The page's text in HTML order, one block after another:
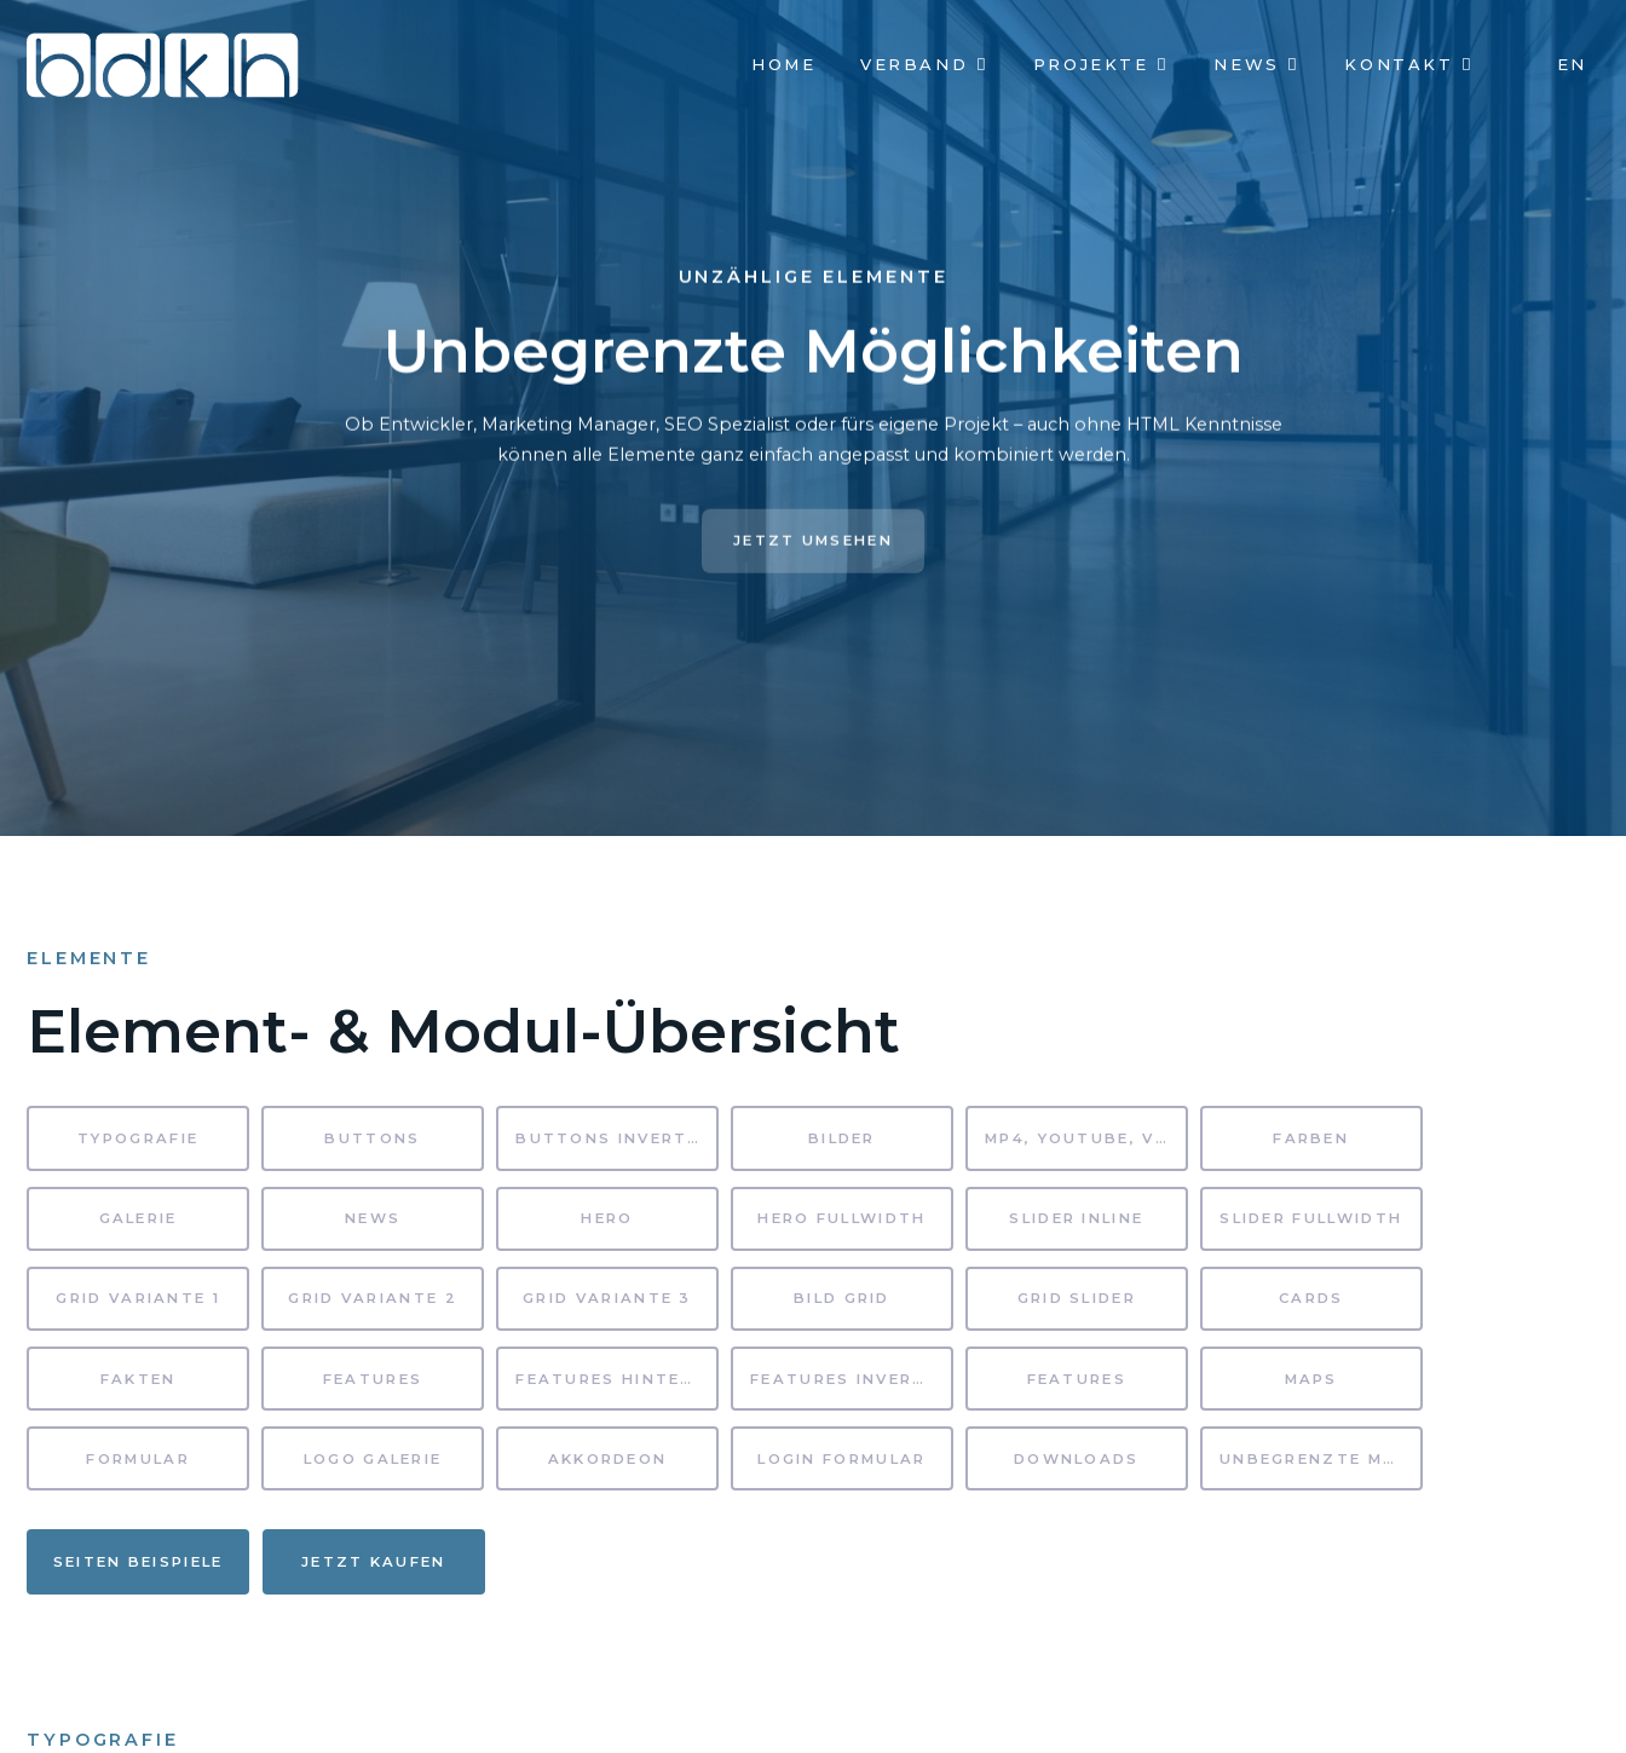
NAVIGATION
ÜBERSPRINGEN
HOME VERBAND PROJEKTE NEWS KONTAKT EN
UNZÄHLIGE ELEMENTE
Unbegrenzte Möglichkeiten
Ob Entwickler, Marketing Manager, SEO Spezialist oder fürs eigene Projekt – auch ohne HTML Kenntnisse
können alle Elemente ganz einfach angepasst und kombiniert werden.
JETZT UMSEHEN
ELEMENTE
Element- & Modul-Übersicht
TYPOGRAFIE BUTTONS BUTTONS INVERTIERT BILDER MP4, YOUTUBE, VIMEO FARBEN
GALERIE NEWS HERO HERO FULLWIDTH SLIDER INLINE SLIDER FULLWIDTH
GRID VARIANTE 1 GRID VARIANTE 2 GRID VARIANTE 3 BILD GRID GRID SLIDER CARDS
FAKTEN FEATURES FEATURES HINTERGRUND FEATURES INVERTIERT FEATURES MAPS
FORMULAR LOGO GALERIE AKKORDEON LOGIN FORMULAR DOWNLOADS UNBEGRENZTE MÖGLICHKEITEN
SEITEN BEISPIELE JETZT KAUFEN
TYPOGRAFIE